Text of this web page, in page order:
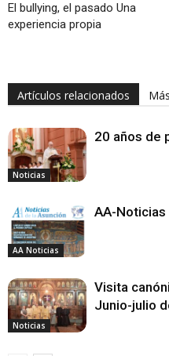
El bullying, el pasado Una
experiencia propia
Artículos relacionados
Noticias
20 años de
AA Noticias
AA-Noticias
Noticias
Visita
Junio-julio